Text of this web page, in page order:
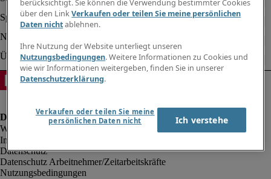
Impressum
Datenschutz
Datenschutz Arbeitnehmer/Zeitarbeitskräfte
Nutzungsbedingungen
berücksichtigt. Sie können die Verwendung bestimmter Cookies
über den LinkVerkaufen oder teilen Sie meine persönlichen
Daten nichtablehnen.
Ihre Nutzung der Website unterliegt unseren
Nutzungsbedingungen. Weitere Informationen zu Cookies und
wie wir Informationen weitergeben, finden Sie in unserer
Datenschutzerklärung.
Verkaufen oder teilen Sie meine
persönlichen Daten nicht
Ich verstehe